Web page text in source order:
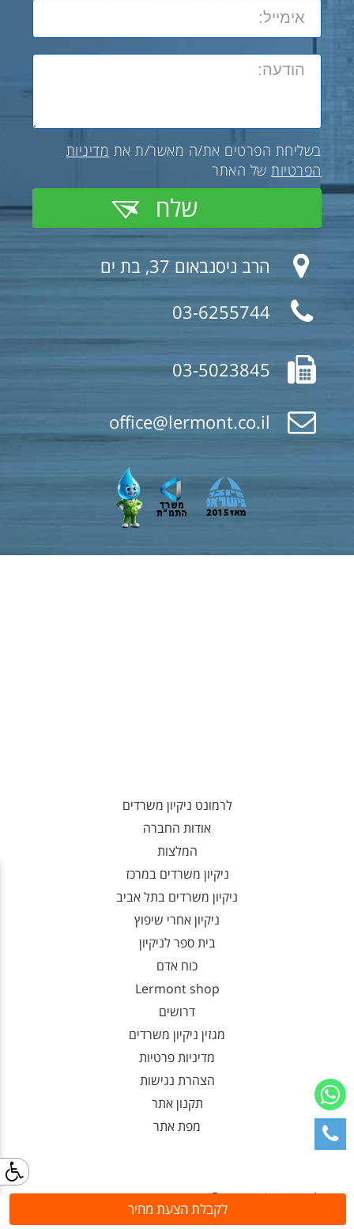
לקבלת הצעת מחיר
בשליחת הפרטים את/ה מאשר/ת את מדיניות
הפרטיותשל האתר
שלח
הרב ניסנבאום 37, בת ים
03-6255744
03-5023845
office@lermont.co.il
לרמונט ניקיון משרדים
אודות החברה
המלצות
ניקיון משרדים במרכז
ניקיון משרדים בתל אביב
ניקיון אחרי שיפוץ
בית ספר לניקיון
כוח אדם
Lermont shop
דרושים
מגזין ניקיון משרדים
מדיניות פרטיות
הצהרת נגישות
תקנון אתר
מפת אתר
לרמונט (Лермонт) היא חברת ניקיון משרדים
מקצועית הנותנת מענה מקיף ויסודי לכל צרכי הניקיון